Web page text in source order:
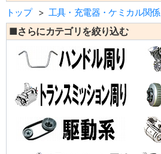
トップ 工具・充電器・ケミカル関係
■さらにカテゴリを絞り込む